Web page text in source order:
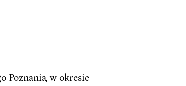
Poznania, w okresie